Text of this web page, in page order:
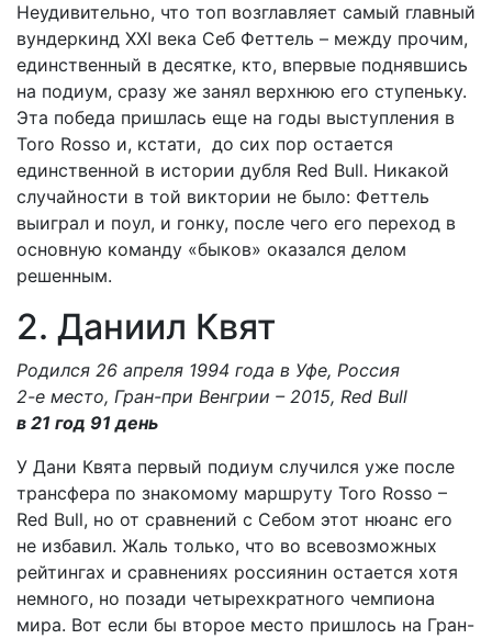
Неудивительно, что топ возглавляет самый главный
вундеркинд XXI века Себ Феттель – между прочим,
единственный в десятке, кто, впервые поднявшись
на подиум, сразу же занял верхнюю его ступеньку.
Эта победа пришлась еще на годы выступления в
Toro Rosso и, кстати, до сих пор остается
единственной в истории дубля Red Bull. Никакой
случайности в той виктории не было: Феттель
выиграл и поул, и гонку, после чего его переход в
основную команду «быков» оказался делом
решенным.
2. Даниил Квят
Родился 26 апреля 1994 года в Уфе, Россия
2-е место, Гран-при Венгрии – 2015, Red Bull
в 21 год 91 день
У Дани Квята первый подиум случился уже после
трансфера по знакомому маршруту Toro Rosso –
Red Bull, но от сравнений с Себом этот нюанс его
не избавил. Жаль только, что во всевозможных
рейтингах и сравнениях россиянин остается хотя
немного, но позади четырехкратного чемпиона
мира. Вот если бы второе место пришлось на Гран-